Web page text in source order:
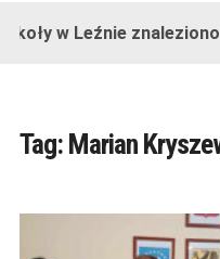
w Leźnie znaleziono
Tag: Marian